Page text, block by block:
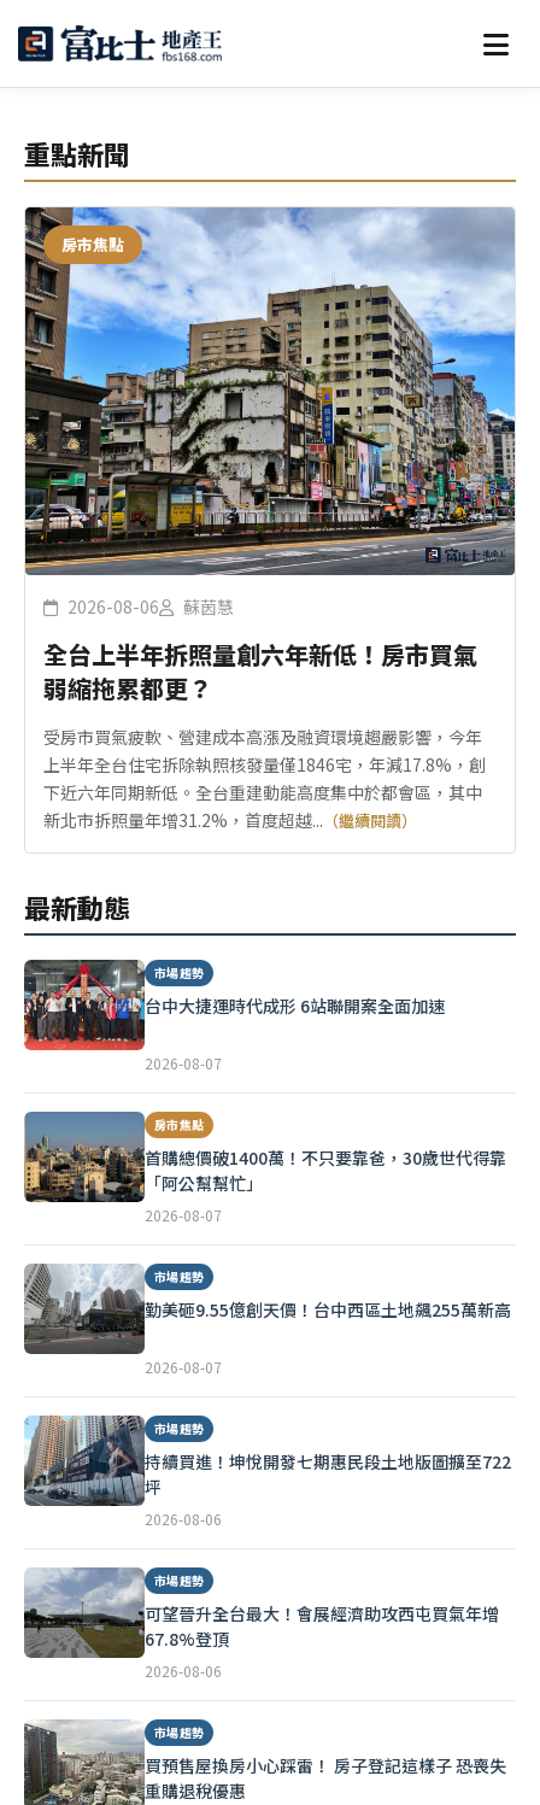
重點新聞
房市焦點
2026-08-06 蘇茵慧
全台上半年拆照量創六年新低！房市買氣
弱縮拖累都更？
受房市買氣疲軟、營建成本高漲及融資環境趨嚴影響，今年
上半年全台住宅拆除執照核發量僅1846宅，年減17.8%，創
下近六年同期新低。全台重建動能高度集中於都會區，其中
新北市拆照量年增31.2%，首度超越... （繼續閱讀）
最新動態
市場趨勢
台中大捷運時代成形 6站聯開案全面加速
2026-08-07
房市焦點
首購總價破1400萬！不只要靠爸，30歲世代得靠
「阿公幫幫忙」
2026-08-07
市場趨勢
勤美砸9.55億創天價！台中西區土地飆255萬新高
2026-08-07
市場趨勢
持續買進！坤悅開發七期惠民段土地版圖擴至722
坪
2026-08-06
市場趨勢
可望晉升全台最大！會展經濟助攻西屯買氣年增
67.8%登頂
2026-08-06
市場趨勢
買預售屋換房小心踩雷！ 房子登記這樣子 恐喪失
重購退稅優惠